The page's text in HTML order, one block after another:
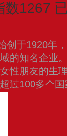
数1267
创于1920年
的知名企业
性朋友的生
过100多个